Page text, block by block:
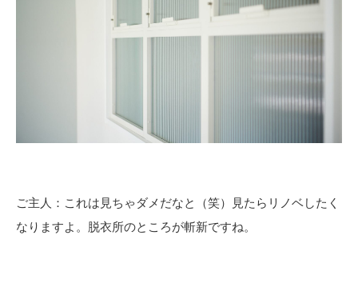
ご主人：これは見ちゃダメだなと（笑）見たらリノベしたく
なりますよ。脱衣所のところが斬新ですね。